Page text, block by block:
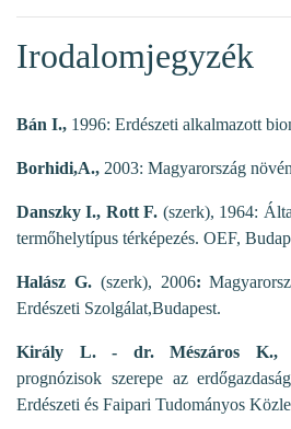
Irodalomjegyzék
Bán I., 1996: Erdészeti alkalmazott
Borhidi,A., 2003: Magyarország
Danszky I., Rott F. (szerk), 1964:
termőhelytípus térképezés. OEF,
Halász G. (szerk), 2006:
Erdészeti Szolgálat,Budapest.
Király L. - dr. Mészáros K.,
prognózisok szerepe az
Erdészeti és Faipari Tudományos